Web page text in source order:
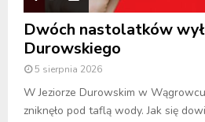
Dwóch nastolatków
Durowskiego
5 sierpnia 2026
W Jeziorze Durowskim w
zniknęło pod taflą wody. Jak się